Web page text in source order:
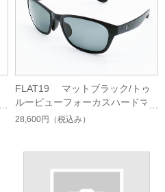
FLAT19 マットブラック/トゥ
ルービューフォーカスハードマ
ルチシングルコート
28,600円 （税込み）